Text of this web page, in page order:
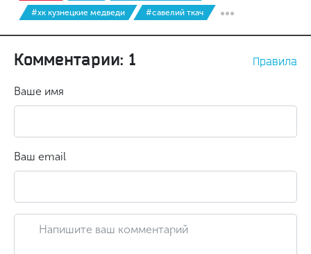
#хк кузнецкие медведи
#савелий ткач
Комментарии: 1 Правила
Ваше имя
Ваш email